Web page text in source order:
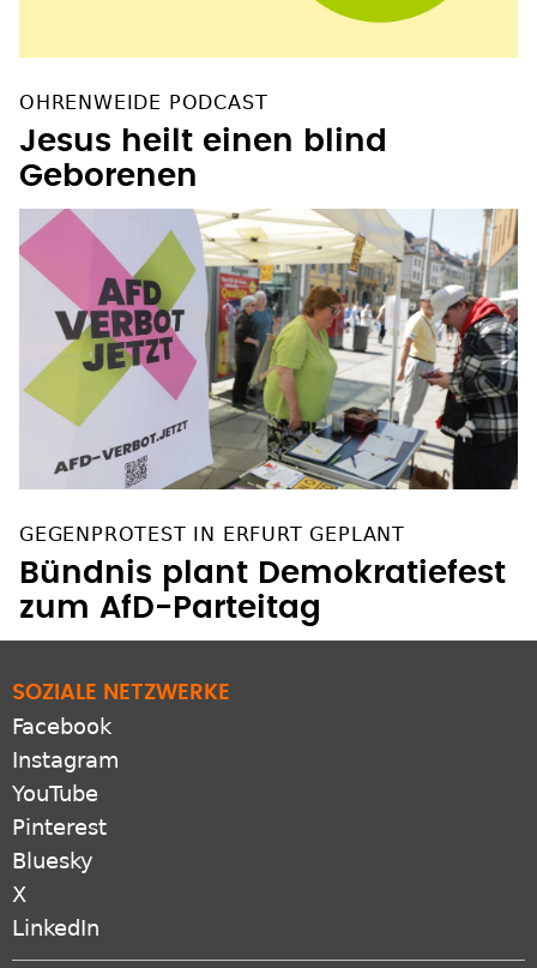
OHRENWEIDE PODCAST
Jesus heilt einen blind
Geborenen
GEGENPROTEST IN ERFURT GEPLANT
Bündnis plant Demokratiefest
zum AfD-Parteitag
SOZIALE NETZWERKE
Facebook
Instagram
YouTube
Pinterest
Bluesky
X
LinkedIn